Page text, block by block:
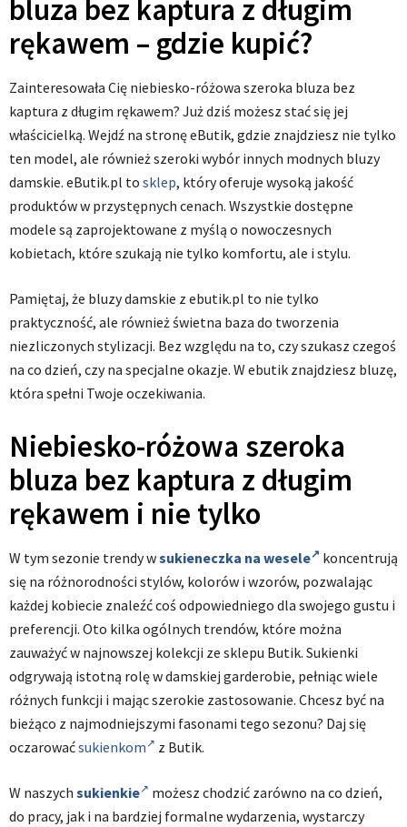
bluza bez kaptura z długim
rękawem – gdzie kupić?
Zainteresowała Cię niebiesko-różowa szeroka bluza bez
kaptura z długim rękawem? Już dziś możesz stać się jej
właścicielką. Wejdź na stronę eButik, gdzie znajdziesz nie tylko
ten model, ale również szeroki wybór innych modnych bluzy
damskie. eButik.pl to sklep, który oferuje wysoką jakość
produktów w przystępnych cenach. Wszystkie dostępne
modele są zaprojektowane z myślą o nowoczesnych
kobietach, które szukają nie tylko komfortu, ale i stylu.
Pamiętaj, że bluzy damskie z ebutik.pl to nie tylko
praktyczność, ale również świetna baza do tworzenia
niezliczonych stylizacji. Bez względu na to, czy szukasz czegoś
na co dzień, czy na specjalne okazje. W ebutik znajdziesz bluzę,
która spełni Twoje oczekiwania.
Niebiesko-różowa szeroka
bluza bez kaptura z długim
rękawem i nie tylko
W tym sezonie trendy wsukieneczka na wesele
koncentrują
się na różnorodności stylów, kolorów i wzorów, pozwalając
każdej kobiecie znaleźć coś odpowiedniego dla swojego gustu i
preferencji. Oto kilka ogólnych trendów, które można
zauważyć w najnowszej kolekcji ze sklepu Butik. Sukienki
odgrywają istotną rolę w damskiej garderobie, pełniąc wiele
różnych funkcji i mając szerokie zastosowanie. Chcesz być na
bieżąco z najmodniejszymi fasonami tego sezonu? Daj się
oczarowaćsukienkom z Butik.
W naszych sukienkie
możesz chodzić zarówno na co dzień,
do pracy, jak i na bardziej formalne wydarzenia, wystarczy